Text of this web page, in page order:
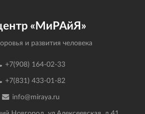
«МиРАйЯ»
и развития человека
+7(908) 164-02-33
+7(831) 433-01-82
info@miraya.ru